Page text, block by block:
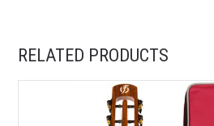
RELATED PRODUCTS